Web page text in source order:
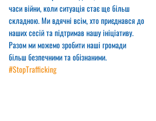
часи війни, коли ситуація стає ще більш
складною. Ми вдячні всім, хто приєднався до
наших сесій та підтримав нашу ініціативу.
Разом ми можемо зробити наші громади
більш безпечними та обізнаними.
#StopTrafficking